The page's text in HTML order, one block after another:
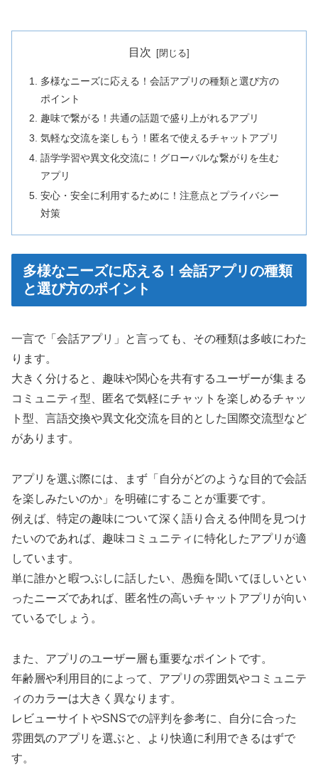
目次
多様なニーズに応える！会話アプリの種類と選び方の
ポイント
趣味で繋がる！共通の話題で盛り上がれるアプリ
気軽な交流を楽しもう！匿名で使えるチャットアプリ
語学学習や異文化交流に！グローバルな繋がりを生む
アプリ
安心・安全に利用するために！注意点とプライバシー
対策
多様なニーズに応える！会話アプリの種類
と選び方のポイント
一言で「会話アプリ」と言っても、その種類は多岐にわた
ります。
大きく分けると、趣味や関心を共有するユーザーが集まる
コミュニティ型、匿名で気軽にチャットを楽しめるチャッ
ト型、言語交換や異文化交流を目的とした国際交流型など
があります。
アプリを選ぶ際には、まず「自分がどのような目的で会話
を楽しみたいのか」を明確にすることが重要です。
例えば、特定の趣味について深く語り合える仲間を見つけ
たいのであれば、趣味コミュニティに特化したアプリが適
しています。
単に誰かと暇つぶしに話したい、愚痴を聞いてほしいとい
ったニーズであれば、匿名性の高いチャットアプリが向い
ているでしょう。
また、アプリのユーザー層も重要なポイントです。
年齢層や利用目的によって、アプリの雰囲気やコミュニテ
ィのカラーは大きく異なります。
レビューサイトやSNSでの評判を参考に、自分に合った
雰囲気のアプリを選ぶと、より快適に利用できるはずで
す。